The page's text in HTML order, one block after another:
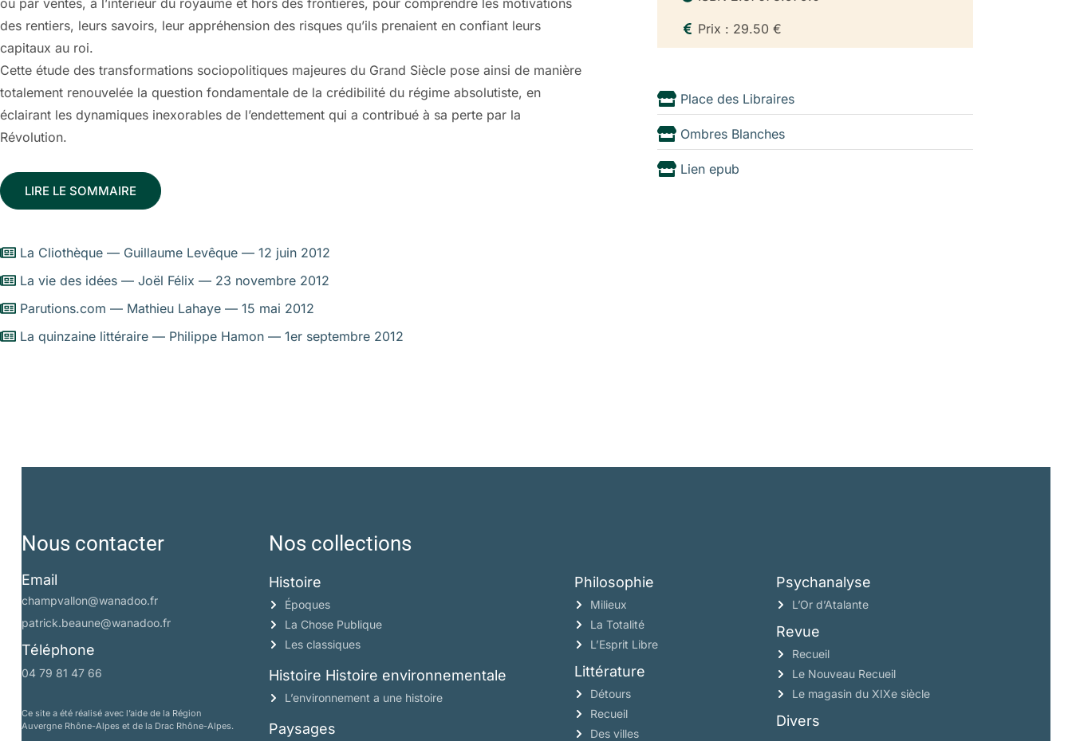
ou par ventes, à l’intérieur du royaume et hors des frontières, pour comprendre les motivations
des rentiers, leurs savoirs, leur appréhension des risques qu’ils prenaient en confiant leurs
capitaux au roi.
Cette étude des transformations sociopolitiques majeures du Grand Siècle pose ainsi de manière
totalement renouvelée la question fondamentale de la crédibilité du régime absolutiste, en
éclairant les dynamiques inexorables de l’endettement qui a contribué à sa perte par la
Révolution.
LIRE LE SOMMAIRE
La Cliothèque — Guillaume Levêque — 12 juin 2012
La vie des idées — Joël Félix — 23 novembre 2012
Parutions.com — Mathieu Lahaye — 15 mai 2012
La quinzaine littéraire — Philippe Hamon — 1er septembre 2012
Prix : 29.50 €
Place des Libraires
Ombres Blanches
Lien epub
Nous contacter
Email
champvallon@wanadoo.fr
patrick.beaune@wanadoo.fr
Téléphone
04 79 81 47 66
Ce site a été réalisé avec l’aide de la Région
Auvergne Rhône-Alpes et de la Drac Rhône-Alpes.
Nos collections
Histoire
Époques
La Chose Publique
Les classiques
Histoire Histoire environnementale
L’environnement a une histoire
Paysages
Philosophie
Milieux
La Totalité
L’Esprit Libre
Littérature
Détours
Recueil
Des villes
Psychanalyse
L’Or d’Atalante
Revue
Recueil
Le Nouveau Recueil
Le magasin du XIXe siècle
Divers